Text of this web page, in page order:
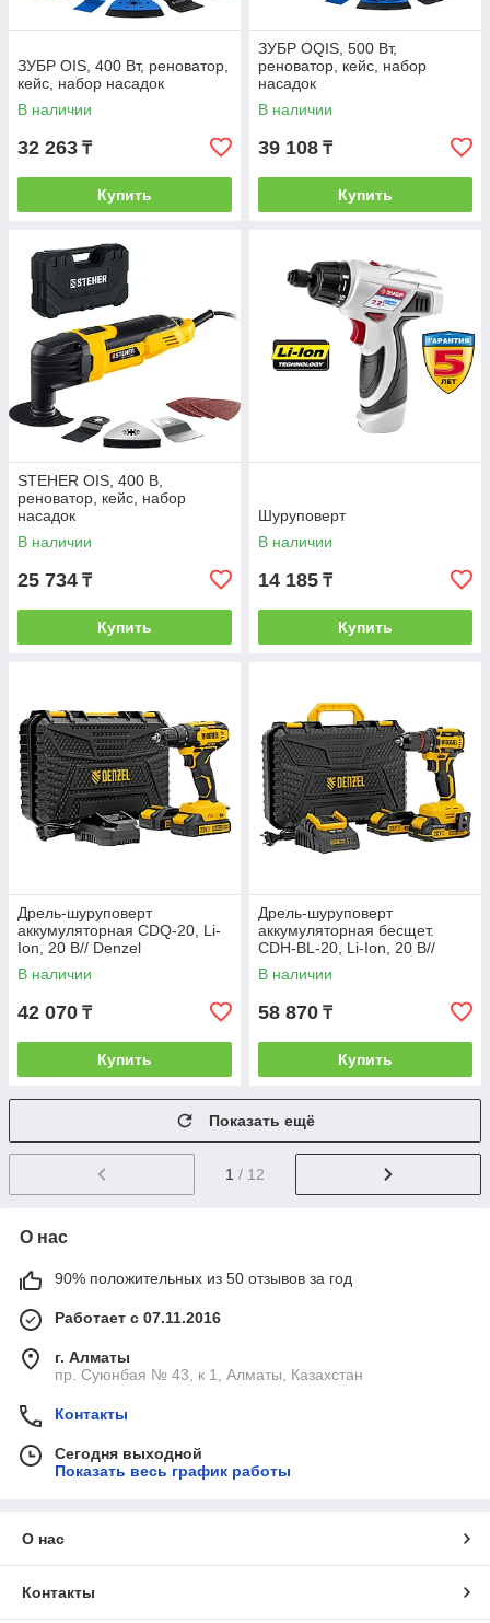
ЗУБР OIS, 400 Вт, реноватор,
кейс, набор насадок
В наличии
32 263 ₸
Купить
ЗУБР OQIS, 500 Вт,
реноватор, кейс, набор
насадок
В наличии
39 108 ₸
Купить
STEHER OIS, 400 В,
реноватор, кейс, набор
насадок
В наличии
25 734 ₸
Купить
Шуруповерт
В наличии
14 185 ₸
Купить
Дрель-шуруповерт
аккумуляторная CDQ-20, Li-
Ion, 20 В// Denzel
В наличии
42 070 ₸
Купить
Дрель-шуруповерт
аккумуляторная бесщет.
CDH-BL-20, Li-Ion, 20 В//
Denzel
В наличии
58 870 ₸
Купить
Показать ещё
1 / 12
О нас
90% положительных из 50 отзывов за год
Работает с 07.11.2016
г. Алматы
пр. Суюнбая № 43, к 1, Алматы, Казахстан
Контакты
Сегодня выходной
Показать весь график работы
О нас
Контакты